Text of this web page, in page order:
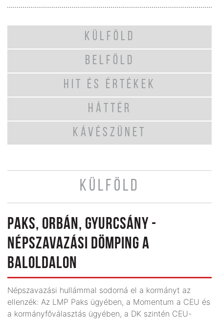
KÜLFÖLD
BELFÖLD
HIT ÉS ÉRTÉKEK
HÁTTÉR
KÁVÉSZÜNET
KÜLFÖLD
PAKS, ORBÁN, GYURCSÁNY -
NÉPSZAVAZÁSI DÖMPING A
BALOLDALON
Népszavazási hullámmal sodorná el a kormányt az
ellenzék: Az LMP Paks ügyében, a Momentum a CEU és
a kormányfőválasztás ügyében, a DK szintén CEU-